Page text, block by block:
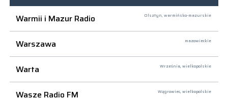
Warmii i Mazur Radio
Olsztyn, warmińsko-mazurskie
Warszawa mazowieckie
Warta Września, wielkopolskie
Wasze Radio FM Wągrowiec, wielkopolskie